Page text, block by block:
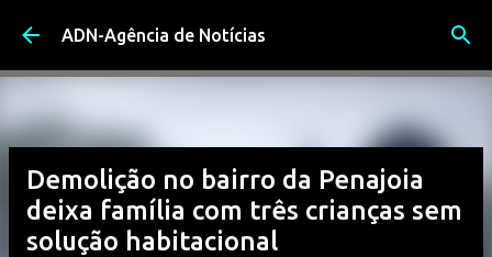
Avançar para o conteúdo principal
ADN-Agência de Notícias
Demolição no bairro da Penajoia
deixa família com três crianças sem
solução habitacional